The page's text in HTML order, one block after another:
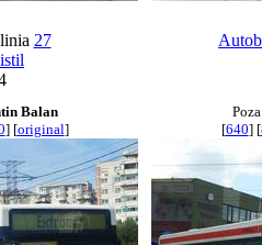
27
Balan
] [original]
[640] [